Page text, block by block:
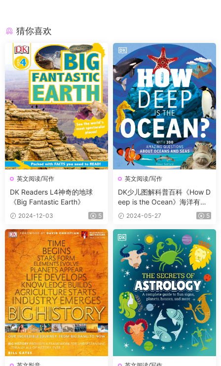
猜你喜欢
英文阅读/写作
DK Readers L4神奇的地球
《Big Fantastic Earth》
2024-12-03 5
英文阅读/写作
DK少儿图解科普百科《How D
eep is the Ocean》海洋有多
深？2024-05-27 5